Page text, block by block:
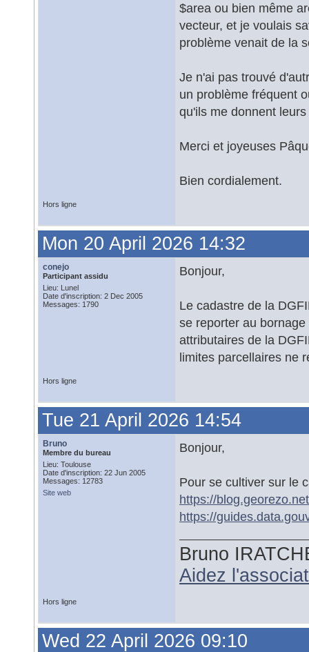
$area ou bien même
vecteur, et je voulais
problème venait de la
Je n'ai pas trouvé
un problème fréquent
qu'ils me donnent
Merci et joyeuses
Bien cordialement.
Hors ligne
Mon 20 April 2026 14:32
conejo
Participant assidu
Lieu: Lunel
Date d'inscription: 2 Dec 2005
Messages: 1790
Bonjour,
Le cadastre de la
se reporter au
attributaires de la
limites parcellaires ne
Hors ligne
Tue 21 April 2026 14:54
Bruno
Membre du bureau
Lieu: Toulouse
Date d'inscription: 22 Jun 2005
Messages: 12783
Site web
Bonjour,
Pour se cultiver sur le
https://
https://
Bruno
Aidez
Hors ligne
Wed 22 April 2026 09:10